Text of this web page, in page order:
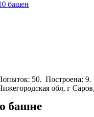
башен
50. Построена:
обл, г
башне